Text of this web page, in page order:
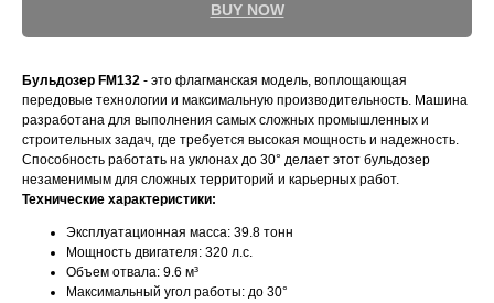
BUY NOW
Бульдозер FM132 - это флагманская модель, воплощающая
передовые технологии и максимальную производительность. Машина
разработана для выполнения самых сложных промышленных и
строительных задач, где требуется высокая мощность и надежность.
Способность работать на уклонах до 30° делает этот бульдозер
незаменимым для сложных территорий и карьерных работ.
Технические характеристики:
Эксплуатационная масса: 39.8 тонн
Мощность двигателя: 320 л.с.
Объем отвала: 9.6 м³
Максимальный угол работы: до 30°